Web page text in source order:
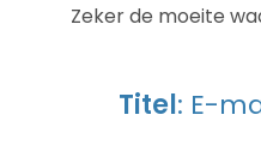
Zeker de moeite
Titel: E-